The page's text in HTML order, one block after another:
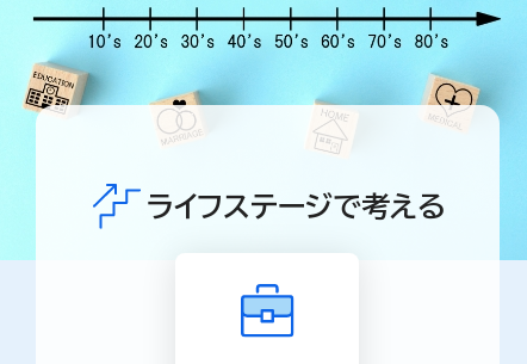
ライフステージで考える